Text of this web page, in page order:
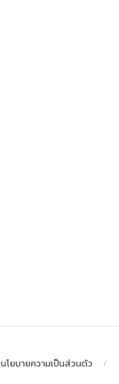
นโยบายความเป็นส่วนตัว